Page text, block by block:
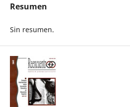
Resumen
Sin resumen.